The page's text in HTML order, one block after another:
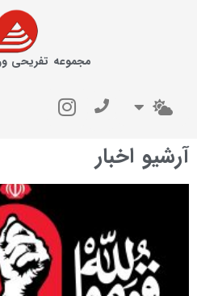
مجموعه تفریحی
آرشیو اخبار